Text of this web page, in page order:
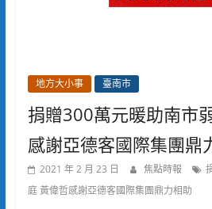
地方大小事 臺南市
捐贈300萬元暖助南市
感謝亞德客國際集團
2021 年 2 月 23 日 焦點時報
庭 黃偉哲感謝亞德客國際集團鼎力相助